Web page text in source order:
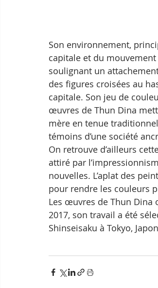
Son environnement,
capitale et du
soulignant un
des figures croisées au
capitale. Son jeu de
œuvres de Thun Dina
mère en tenue
témoins d’une société
On retrouve d’ailleurs
attiré par
nouvelles. L’aplat des
pour rendre les couleurs
Les œuvres de Thun Dina
2017, son travail a été
Shinseisaku à Tokyo,